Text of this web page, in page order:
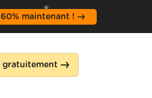
maintenant !
gratuitement